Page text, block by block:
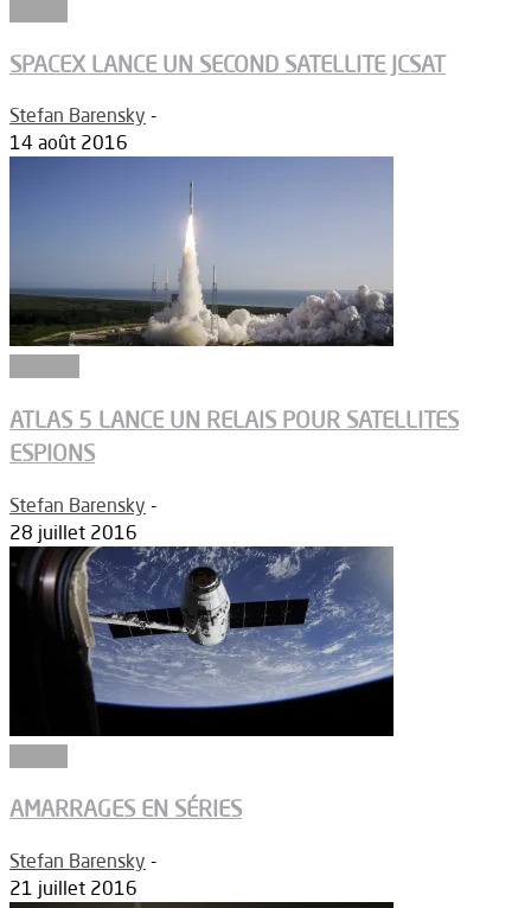
SPACEX LANCE UN SECOND SATELLITE JCSAT
Stefan Barensky -
14 août 2016
ATLAS 5 LANCE UN RELAIS POUR SATELLITES
ESPIONS
Stefan Barensky -
28 juillet 2016
AMARRAGES EN SÉRIES
Stefan Barensky -
21 juillet 2016